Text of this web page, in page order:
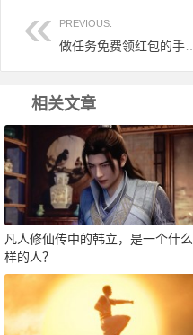
PREVIOUS:
相关文章
凡人修仙传中的韩立，是一个什么
样的人？